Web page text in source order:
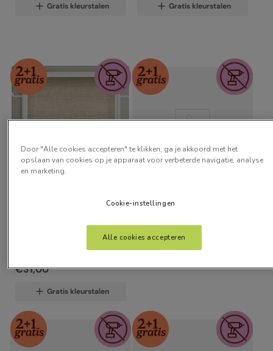
Gratis kleurstalen Gratis kleurstalen
Click2Fit Pure Linnen
€31,00
Gratis kleurstalen
vanaf:
€ 31,00
Door "Alle cookies accepteren" te klikken, ga je akkoord met het
opslaan van cookies op je apparaat voor verbeterde navigatie, analyse
en marketing.
Cookie-instellingen
Alle cookies accepteren